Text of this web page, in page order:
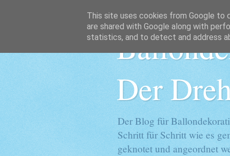
Der
Der Blog für
Schritt für Schritt wie es
geknotet und angeordnet
This site uses cookies from Google to
are shared with Google along with
statistics, and to detect and address